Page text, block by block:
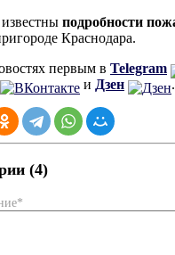
подробности
Краснодара.
первым в Telegram
и Дзен .
(4)